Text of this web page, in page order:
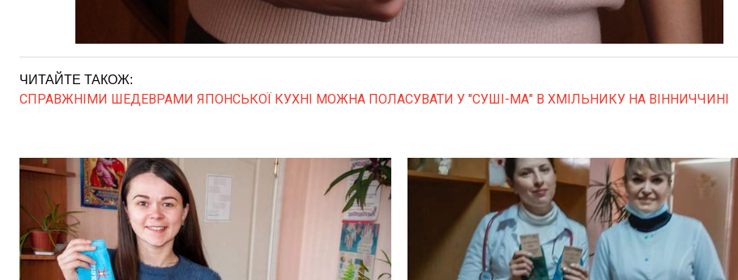
ЧИТАЙТЕ ТАКОЖ:
СПРАВЖНІМИ ШЕДЕВРАМИ ЯПОНСЬКОЇ КУХНІ МОЖНА ПОЛАСУВАТИ У "СУШІ-МА" В ХМІЛЬНИКУ НА ВІННИЧЧИНІ